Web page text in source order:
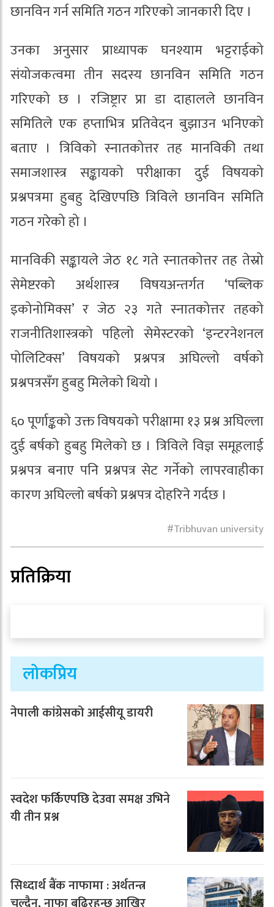
छानविन गर्न समिति गठन गरिएको जानकारी दिए ।
उनका अनुसार प्राध्यापक घनश्याम भट्टराईको
संयोजकत्वमा तीन सदस्य छानविन समिति गठन
गरिएको छ । रजिष्ट्रार प्रा डा दाहालले छानविन
समितिले एक हप्ताभित्र प्रतिवेदन बुझाउन भनिएको
बताए । त्रिविको स्नातकोत्तर तह मानविकी तथा
समाजशास्त्र सङ्कायको परीक्षाका दुई विषयको
प्रश्नपत्रमा हुबहु देखिएपछि त्रिविले छानविन समिति
गठन गरेको हो ।
मानविकी सङ्कायले जेठ १८ गते स्नातकोत्तर तह तेस्रो
सेमेष्टरको अर्थशास्त्र विषयअन्तर्गत ‘पब्लिक
इकोनोमिक्स’ र जेठ २३ गते स्नातकोत्तर तहको
राजनीतिशास्त्रको पहिलो सेमेस्टरको ‘इन्टरनेशनल
पोलिटिक्स’ विषयको प्रश्नपत्र अघिल्लो वर्षको
प्रश्नपत्रसँग हुबहु मिलेको थियो ।
६० पूर्णाङ्कको उक्त विषयको परीक्षामा १३ प्रश्न अघिल्ला
दुई बर्षको हुबहु मिलेको छ । त्रिविले विज्ञ समूहलाई
प्रश्नपत्र बनाए पनि प्रश्नपत्र सेट गर्नेको लापरवाहीका
कारण अघिल्लो बर्षको प्रश्नपत्र दोहरिने गर्दछ ।
Tribhuvan university
प्रतिक्रिया
लोकप्रिय
नेपाली कांग्रेसको आईसीयू डायरी
स्वदेश फर्किएपछि देउवा समक्ष उभिने
यी तीन प्रश्न
सिध्दार्थ बैंक नाफामा : अर्थतन्त्र